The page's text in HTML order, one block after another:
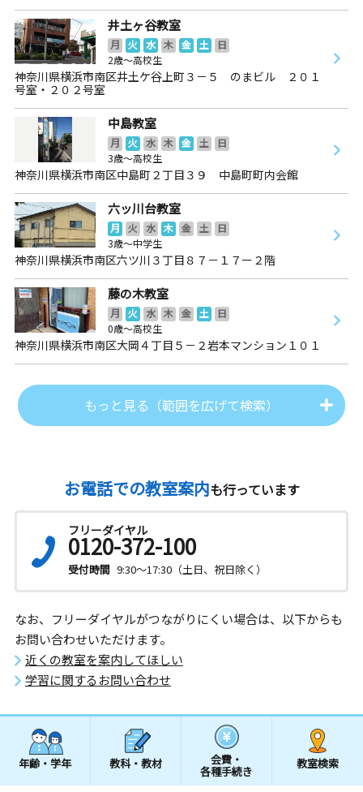
井土ヶ谷教室
月 火 水 木 金 土
日
2歳～高校生
神奈川県横浜市南区井土ケ谷上町３－５ のまビル ２０１
号室・２０２号室
中島教室
月 火 水 木 金 土
日
3歳～高校生
神奈川県横浜市南区中島町２丁目３９ 中島町町内会館
六ッ川台教室
月 火 水 木 金 土
日
3歳～中学生
神奈川県横浜市南区六ツ川３丁目８７－１７ー２階
藤の木教室
月 火 水 木 金 土
日
0歳～高校生
神奈川県横浜市南区大岡４丁目５－２岩本マンション１０１
もっと見る（範囲を広げて検索）
お電話での教室案内も行っています
フリーダイヤル
0120-372-100
受付時間 9:30～17:30（土日、祝日除く）
なお、フリーダイヤルがつながりにくい場合は、以下からも
お問い合わせいただけます。
近くの教室を案内してほしい
学習に関するお問い合わせ
年齢・学年 教科・教材 会費・
各種手続き
教室検索